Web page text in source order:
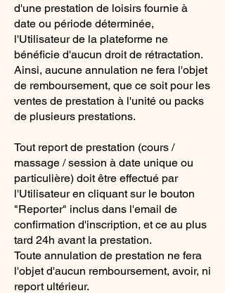
d'une prestation de loisirs fournie à
date ou période déterminée,
l'Utilisateur de la plateforme ne
bénéficie d'aucun droit de rétractation.
Ainsi, aucune annulation ne fera l'objet
de remboursement, que ce soit pour les
ventes de prestation à l'unité ou packs
de plusieurs prestations.
Tout report de prestation (cours /
massage / session à date unique ou
particulière) doit être effectué par
l'Utilisateur en cliquant sur le bouton
"Reporter" inclus dans l'email de
confirmation d'inscription, et ce au plus
tard 24h avant la prestation.
Toute annulation de prestation ne fera
l'objet d'aucun remboursement, avoir, ni
report ultérieur.